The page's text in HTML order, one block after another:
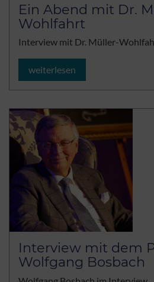
Ein Abend mit Dr.
Wohlfahrt
Interview mit Dr. Müller-
weiterlesen
Interview mit dem
Wolfgang Bosbach